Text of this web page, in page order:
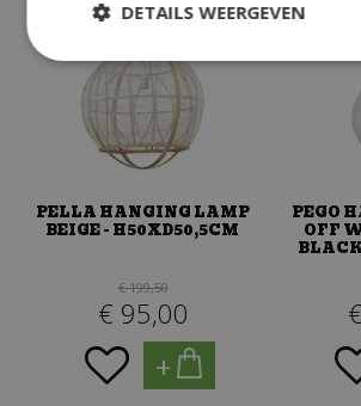
PELLA HANGING LAMP
BEIGE - H50XD50,5CM
€ 199,50
€ 95,00
+
PEGO
OFF
€
DETAILS WEERGEVEN